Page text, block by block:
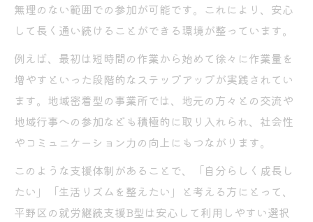
B型利用で身につくスキルと自己成長のステッ
プ
就労継続支援B型で磨ける実践的なスキルと
は
B型事業所で段階的に習得できる成長プロセ
ス
自己成長を実感できる就労継続支援B型の支
援内容
ハンドメイドや音楽で広がるスキルアップ
の道
無理のない範囲での参加が可能です。これにより、安心
して長く通い続けることができる環境が整っています。
例えば、最初は短時間の作業から始めて徐々に作業量を
増やすといった段階的なステップアップが実践されてい
ます。地域密着型の事業所では、地元の方々との交流や
地域行事への参加なども積極的に取り入れられ、社会性
やコミュニケーション力の向上にもつながります。
このような支援体制があることで、「自分らしく成長し
たい」「生活リズムを整えたい」と考える方にとって、
平野区の就労継続支援B型は安心して利用しやすい選択